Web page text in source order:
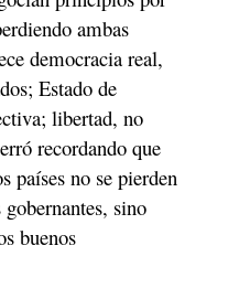
ambas
democracia real,
Estado de
libertad, no
recordando que
países no se pierden
sino
buenos